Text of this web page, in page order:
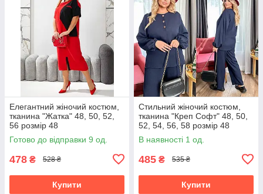
Елегантний жіночий костюм,
тканина "Жатка" 48, 50, 52,
56 розмір 48
Готово до відправки 9 од.
478 ₴ 528 ₴
Купити
Стильний жіночий костюм,
тканина "Креп Софт" 48, 50,
52, 54, 56, 58 розмір 48
В наявності 1 од.
485 ₴ 535 ₴
Купити